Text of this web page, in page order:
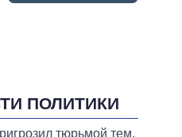
ПОЛИТИКИ
тюрьмой тем,